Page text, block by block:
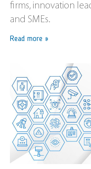
firms, innovation
and SMEs.
Read more »